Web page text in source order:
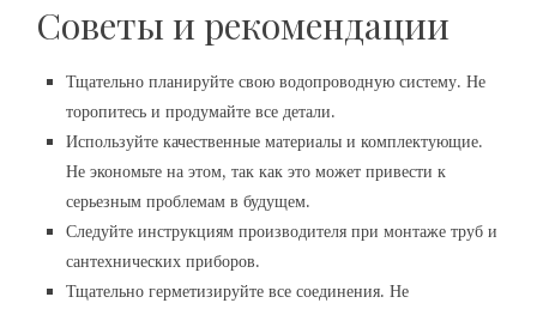
Советы и рекомендации
Тщательно планируйте свою водопроводную систему. Не
торопитесь и продумайте все детали.
Используйте качественные материалы и комплектующие.
Не экономьте на этом, так как это может привести к
серьезным проблемам в будущем.
Следуйте инструкциям производителя при монтаже труб и
сантехнических приборов.
Тщательно герметизируйте все соединения. Не